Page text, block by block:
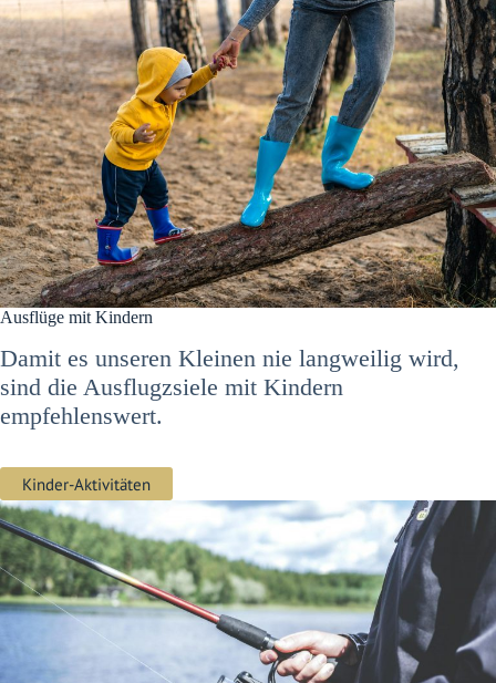
Zimmer
buchen
Ausflüge mit Kindern
Damit es unseren Kleinen nie langweilig wird,
sind die Ausflugzsiele mit Kindern
empfehlenswert.
Kinder-Aktivitäten